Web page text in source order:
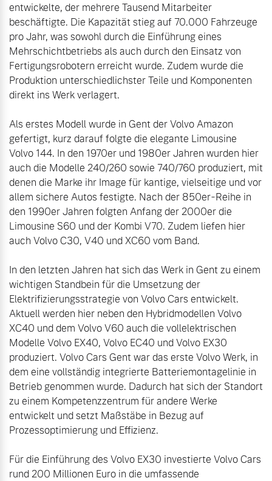
entwickelte, der mehrere Tausend Mitarbeiter
beschäftigte. Die Kapazität stieg auf 70.000 Fahrzeuge
pro Jahr, was sowohl durch die Einführung eines
Mehrschichtbetriebs als auch durch den Einsatz von
Fertigungsrobotern erreicht wurde. Zudem wurde die
Produktion unterschiedlichster Teile und Komponenten
direkt ins Werk verlagert.
Als erstes Modell wurde in Gent der Volvo Amazon
gefertigt, kurz darauf folgte die elegante Limousine
Volvo 144. In den 1970er und 1980er Jahren wurden hier
auch die Modelle 240/260 sowie 740/760 produziert, mit
denen die Marke ihr Image für kantige, vielseitige und vor
allem sichere Autos festigte. Nach der 850er-Reihe in
den 1990er Jahren folgten Anfang der 2000er die
Limousine S60 und der Kombi V70. Zudem liefen hier
auch Volvo C30, V40 und XC60 vom Band.
In den letzten Jahren hat sich das Werk in Gent zu einem
wichtigen Standbein für die Umsetzung der
Elektrifizierungsstrategie von Volvo Cars entwickelt.
Aktuell werden hier neben den Hybridmodellen Volvo
XC40 und dem Volvo V60 auch die vollelektrischen
Modelle Volvo EX40, Volvo EC40 und Volvo EX30
produziert. Volvo Cars Gent war das erste Volvo Werk, in
dem eine vollständig integrierte Batteriemontagelinie in
Betrieb genommen wurde. Dadurch hat sich der Standort
zu einem Kompetenzzentrum für andere Werke
entwickelt und setzt Maßstäbe in Bezug auf
Prozessoptimierung und Effizienz.
Für die Einführung des Volvo EX30 investierte Volvo Cars
rund 200 Millionen Euro in die umfassende